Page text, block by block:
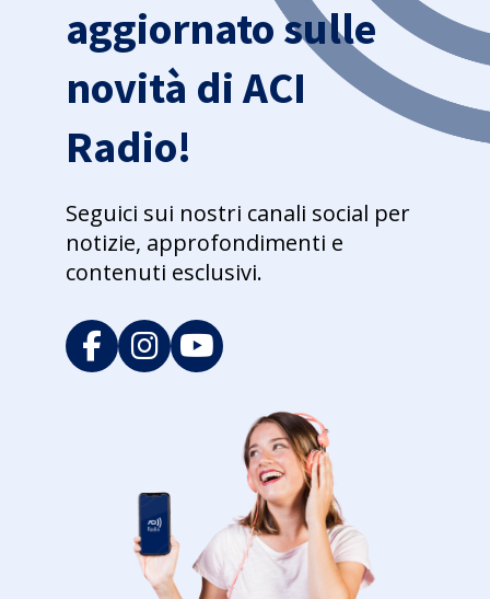
aggiornato sulle
novità di ACI
Radio!
Seguici sui nostri canali social per
notizie, approfondimenti e
contenuti esclusivi.